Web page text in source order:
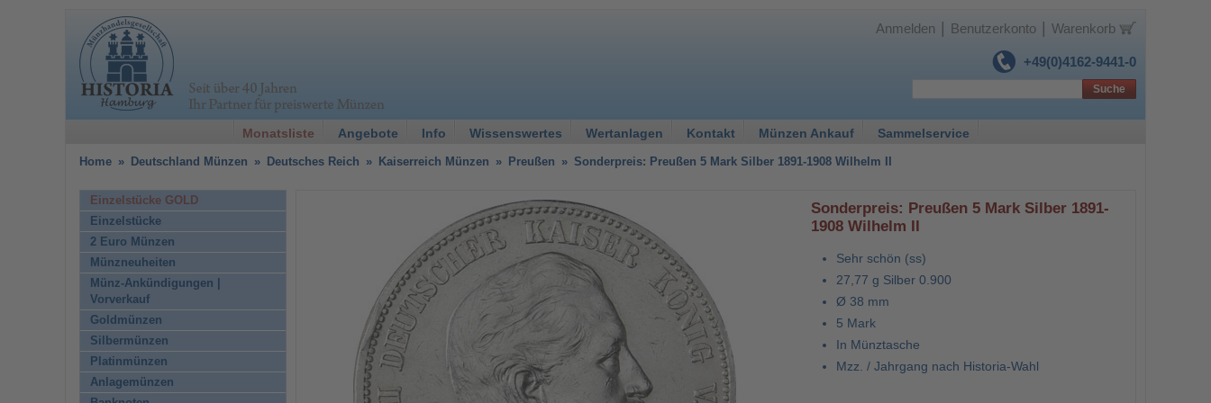
+49(0)4162-9441-0
Anmelden Benutzerkonto Warenkorb
Monatsliste Angebote Info Wissenswertes Wertanlagen Kontakt Münzen Ankauf Sammelservice
Suche
Home » Deutschland Münzen » Deutsches Reich » Kaiserreich Münzen » Preußen » Sonderpreis: Preußen 5 Mark Silber 1891-1908 Wilhelm II
Sonderpreis: Preußen 5 Mark Silber 1891-
1908 Wilhelm II
Sehr schön (ss)
27,77 g Silber 0.900
Ø 38 mm
5 Mark
In Münztasche
Mzz. / Jahrgang nach Historia-Wahl
Einzelstücke GOLD
Einzelstücke
2 Euro Münzen
Münzneuheiten
Münz-Ankündigungen |
Vorverkauf
Goldmünzen
Silbermünzen
Platinmünzen
Anlagemünzen